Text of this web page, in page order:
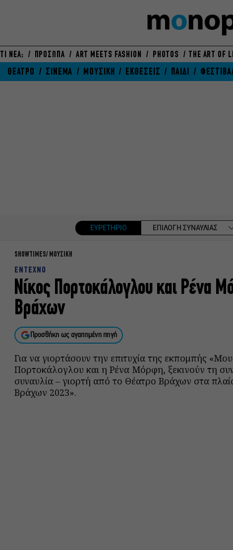
ΤΙ ΝΕΑ; ΠΡΟΣΩΠΑ ART MEETS FASHION PHOTOS THE ART OF
ΘΕΑΤΡΟ ΣΙΝΕΜΑ ΜΟΥΣΙΚΗ ΕΚΘΕΣΕΙΣ ΠΑΙΔΙ
ΕΥΡΕΤΗΡΙΟ ΕΠΙΛΟΓΗ ΣΥΝΑΥΛΙΑΣ
SHOWTIMES ΜΟΥΣΙΚΗ
ΕΝΤΕΧΝΟ
Νίκος Πορτοκάλογλου και Ρένα
Βράχων
Προσθήκη ως αγαπημένη πηγή
Για να γιορτάσουν την επιτυχία της εκπομπής
Πορτοκάλογλου και η Ρένα Μόρφη, ξεκινούν τη
συναυλία – γιορτή από το Θέατρο Βράχων στα
Βράχων 2023».